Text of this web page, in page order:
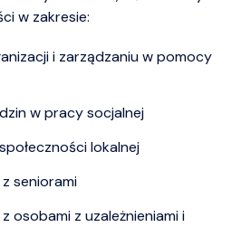
w zakresie:
i zarządzaniu w pomocy
w pracy socjalnej
lokalnej
seniorami
osobami z uzależnieniami i